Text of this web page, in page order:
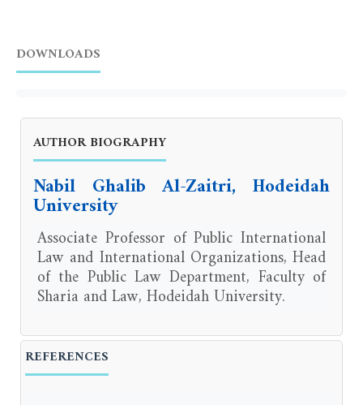
DOWNLOADS
AUTHOR BIOGRAPHY
Nabil Ghalib Al-Zaitri, Hodeidah
University
Associate Professor of Public International
Law and International Organizations, Head
of the Public Law Department, Faculty of
Sharia and Law, Hodeidah University.
REFERENCES